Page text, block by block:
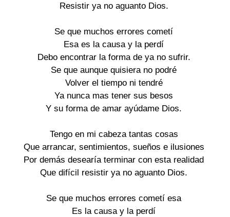
Resistir ya no aguanto Dios.
Se que muchos errores cometí
Esa es la causa y la perdí
Debo encontrar la forma de ya no sufrir.
Se que aunque quisiera no podré
Volver el tiempo ni tendré
Ya nunca mas tener sus besos
Y su forma de amar ayúdame Dios.
Tengo en mi cabeza tantas cosas
Que arrancar, sentimientos, sueños e ilusiones
Por demás desearía terminar con esta realidad
Que difícil resistir ya no aguanto Dios.
Se que muchos errores cometí esa
Es la causa y la perdí